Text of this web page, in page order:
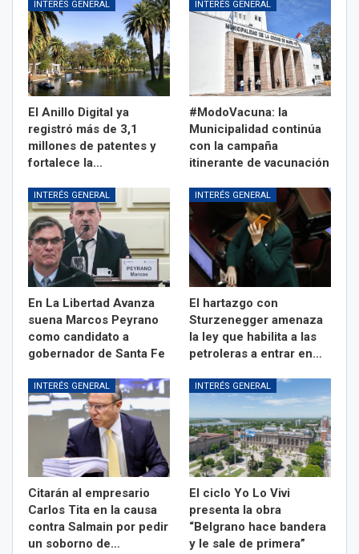
INTERÉS GENERAL
El Anillo Digital ya
registró más de 3,1
millones de patentes y
fortalece la…
INTERÉS GENERAL
#ModoVacuna: la
Municipalidad continúa
con la campaña
itinerante de vacunación
INTERÉS GENERAL
En La Libertad Avanza
suena Marcos Peyrano
como candidato a
gobernador de Santa Fe
INTERÉS GENERAL
El hartazgo con
Sturzenegger amenaza
la ley que habilita a las
petroleras a entrar en…
INTERÉS GENERAL
Citarán al empresario
Carlos Tita en la causa
contra Salmain por pedir
un soborno de…
INTERÉS GENERAL
El ciclo Yo Lo Vivi
presenta la obra
“Belgrano hace bandera
y le sale de primera”